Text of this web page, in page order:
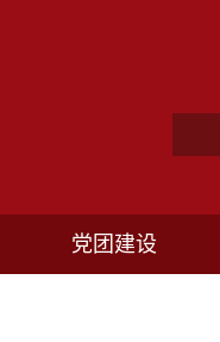
党团建设